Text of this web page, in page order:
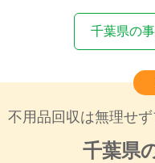
千葉県の
不用品回収は無理せず
千葉県